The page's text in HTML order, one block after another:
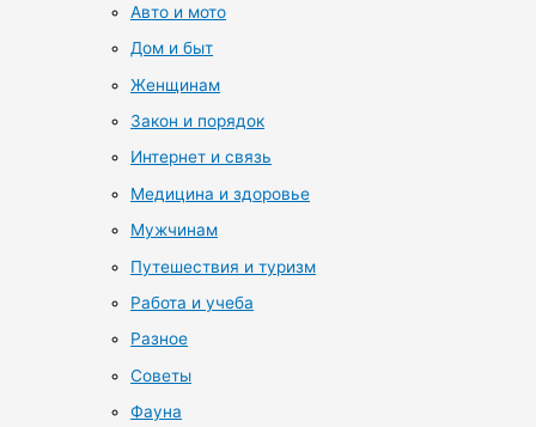
Авто и мото
Дом и быт
Женщинам
Закон и порядок
Интернет и связь
Медицина и здоровье
Мужчинам
Путешествия и туризм
Работа и учеба
Разное
Советы
Фауна